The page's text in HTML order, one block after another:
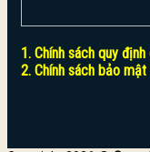
1. Chính sách quy định
2. Chính sách bảo